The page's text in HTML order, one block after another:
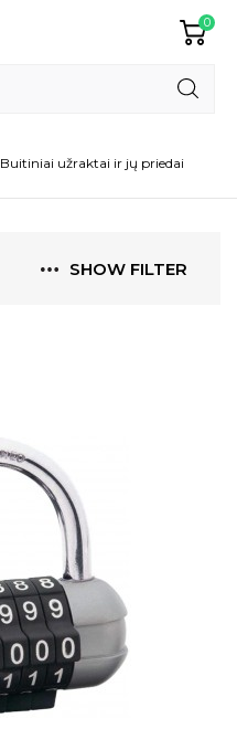
0
Buitiniai užraktai ir jų priedai
SHOW FILTER